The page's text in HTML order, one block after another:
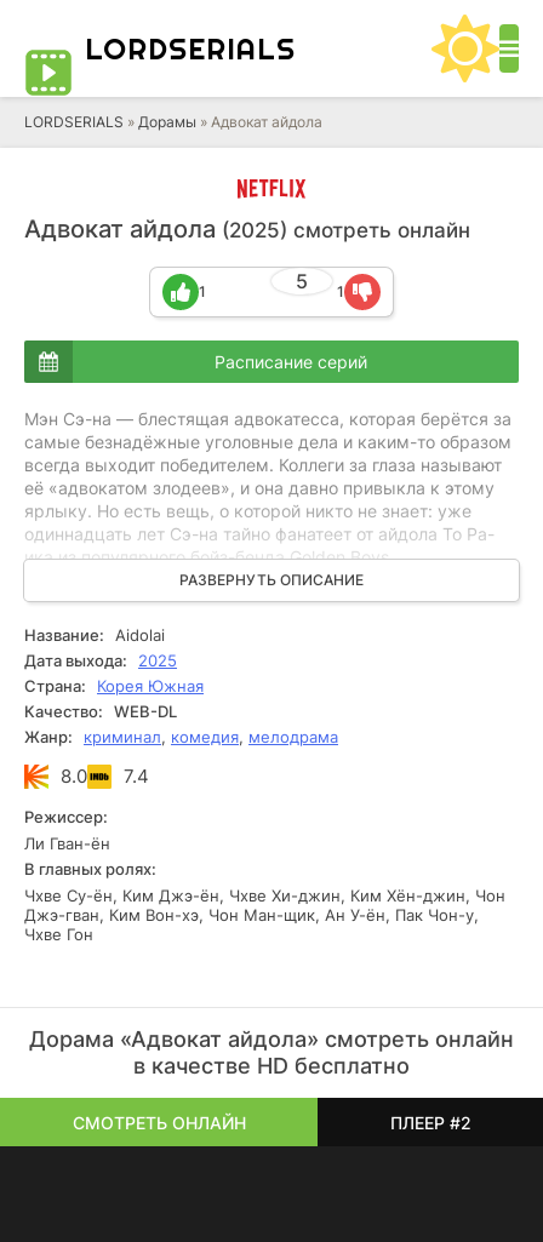
LORDSERIALS
LORDSERIALS » Дорамы » Адвокат айдола
Адвокат айдола (2025) смотреть онлайн
5
1 1
Расписание серий
Мэн Сэ-на — блестящая адвокатесса, которая берётся за
самые безнадёжные уголовные дела и каким-то образом
всегда выходит победителем. Коллеги за глаза называют
её «адвокатом злодеев», и она давно привыкла к этому
ярлыку. Но есть вещь, о которой никто не знает: уже
одиннадцать лет Сэ-на тайно фанатеет от айдола То Ра-
ика из популярного бойз-бенда Golden Boys.
Когда его неожиданно обвиняют в убийстве, её идеальный
профессиональный мир трещит по швам. Сэ-на решает
лично взяться за защиту кумира, рискуя репутацией и
заканчивается холодный расчёт юриста и начинается
личная привязанность, а главное — действительно ли он
невиновен или правда окажется куда сложнее.
РАЗВЕРНУТЬ ОПИСАНИЕ
Название:
Aidolai
Дата выхода:
2025
Страна:
Корея Южная
Качество:
WEB-DL
Жанр:
криминал, комедия, мелодрама
8.0 7.4
Режиссер:
Ли Гван-ён
В главных ролях:
Чхве Су-ён, Ким Джэ-ён, Чхве Хи-джин, Ким Хён-джин, Чон
Джэ-гван, Ким Вон-хэ, Чон Ман-щик, Ан У-ён, Пак Чон-у,
Чхве Гон
Дорама «Адвокат айдола» смотреть онлайн
в качестве HD бесплатно
СМОТРЕТЬ ОНЛАЙН ПЛЕЕР #2